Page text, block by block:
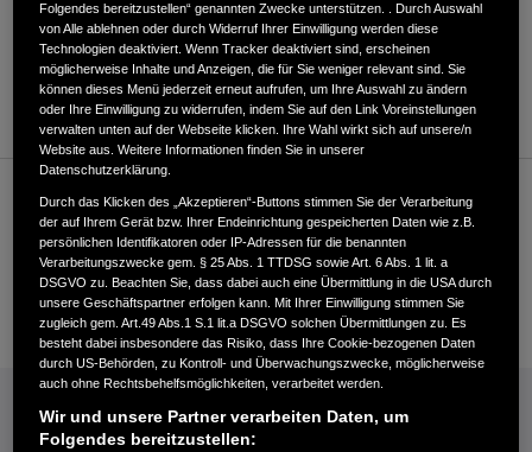
ROUTENPLANUNG
Kundenservice
+49294128220
E-Mail
INFORMATIONEN: KRAFTSTOFFVERBRAUCH/CO2-EMISSIONEN (PDF, 42 KB)
Kraftstoffverbrauch Jazz e:HEV in l/100 km: kombiniert 4,6−4,8. CO₂-
Folgendes bereitzustellen“ genannten Zwecke unterstützen. . Durch Auswahl
von Alle ablehnen oder durch Widerruf Ihrer Einwilligung werden diese
Technologien deaktiviert. Wenn Tracker deaktiviert sind, erscheinen
möglicherweise Inhalte und Anzeigen, die für Sie weniger relevant sind. Sie
können dieses Menü jederzeit erneut aufrufen, um Ihre Auswahl zu ändern
oder Ihre Einwilligung zu widerrufen, indem Sie auf den Link Voreinstellungen
verwalten unten auf der Webseite klicken. Ihre Wahl wirkt sich auf unsere/n
Website aus. Weitere Informationen finden Sie in unserer
Datenschutzerklärung.
Durch das Klicken des „Akzeptieren“-Buttons stimmen Sie der Verarbeitung
der auf Ihrem Gerät bzw. Ihrer Endeinrichtung gespeicherten Daten wie z.B.
persönlichen Identifikatoren oder IP-Adressen für die benannten
Verarbeitungszwecke gem. § 25 Abs. 1 TTDSG sowie Art. 6 Abs. 1 lit. a
DSGVO zu. Beachten Sie, dass dabei auch eine Übermittlung in die USA durch
unsere Geschäftspartner erfolgen kann. Mit Ihrer Einwilligung stimmen Sie
zugleich gem. Art.49 Abs.1 S.1 lit.a DSGVO solchen Übermittlungen zu. Es
besteht dabei insbesondere das Risiko, dass Ihre Cookie-bezogenen Daten
durch US-Behörden, zu Kontroll- und Überwachungszwecke, möglicherweise
auch ohne Rechtsbehelfsmöglichkeiten, verarbeitet werden.
Wir und unsere Partner verarbeiten Daten, um
Folgendes bereitzustellen: